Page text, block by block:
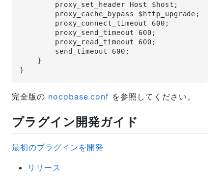
        proxy_set_header Host $host;
        proxy_cache_bypass $http_upgrade;
        proxy_connect_timeout 600;
        proxy_send_timeout 600;
        proxy_read_timeout 600;
        send_timeout 600;
    }
}
完全版の nocobase.conf を参照してください。
プラグイン開発ガイド
最初のプラグインを開発
リリース